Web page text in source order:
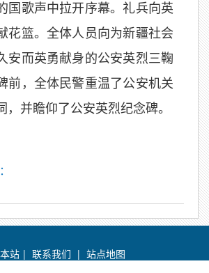
国歌声中拉开序幕。礼兵向英
花篮。全体人员向为新疆社会
安而英勇献身的公安英烈三鞠
前，全体民警重温了公安机关
，并瞻仰了公安英烈纪念碑。
站 | 联系我们 | 站点地图